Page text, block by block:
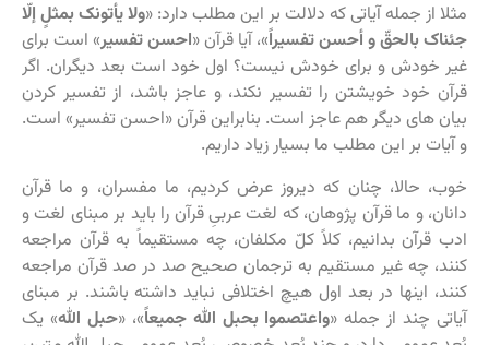
مثلا از جمله آیاتی که دلالت بر این مطلب دارد: «ولا یأتونک بمثلٍ إلّا
جئناک بالحقّ و أحسن تفسیراً»، آیا قرآن «احسن تفسیر» است برای
غیر خودش و برای خودش نیست؟ اول خود است بعد دیگران. اگر
قرآن خود خویشتن را تفسیر نکند، و عاجز باشد، از تفسیر کردن
بیان های دیگر هم عاجز است. بنابراین قرآن «احسن تفسیر» است.
و آیات بر این مطلب ما بسیار زیاد داریم.
خوب، حالا، چنان که دیروز عرض کردیم، ما مفسران، و ما قرآن
دانان، و ما قرآن پژوهان، که لغت عربیِ قرآن را باید بر مبنای لغت و
ادب قرآن بدانیم، کلاً کلّ مکلفان، چه مستقیماً به قرآن مراجعه
کنند، چه غیر مستقیم به ترجمان صحیح صد در صد قرآن مراجعه
کنند، اینها در بعد اول هیچ اختلافی نباید داشته باشند. بر مبنای
آیاتی چند از جمله «واعتصموا بحبل الله جمیعاً»، «حبل الله» یک